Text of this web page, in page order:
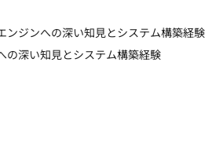
ンジンへの深い知見とシステム構築経験
の深い知見とシステム構築経験